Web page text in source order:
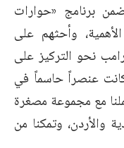
برنامج «حوارات
‏وأحثهم على
نحو التركيز على
كانت عنصراً حاسماً في
مع مجموعة مصغرة
وتمكنا من